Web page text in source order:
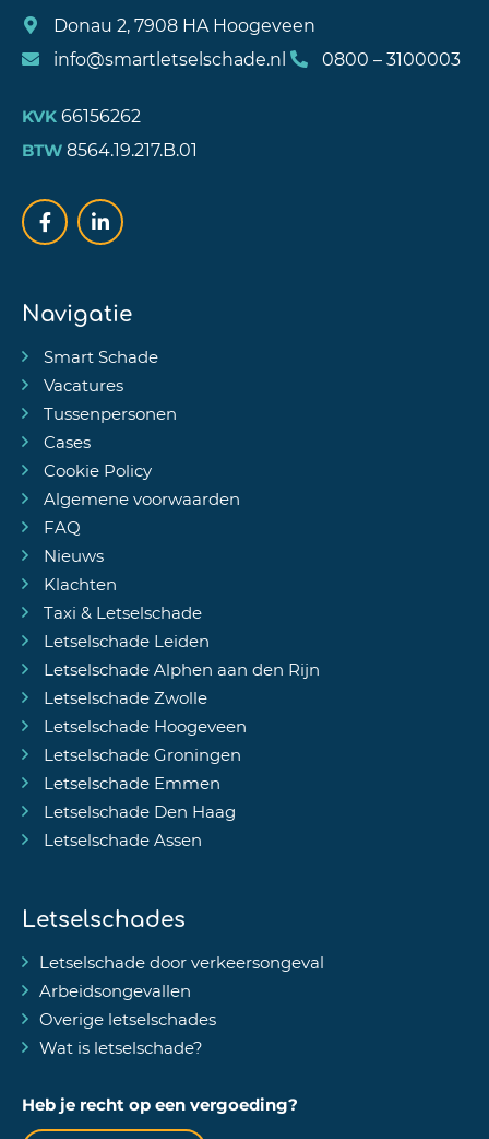
Donau 2, 7908 HA Hoogeveen
info@smartletselschade.nl
0800 – 3100003
KVK 66156262
BTW 8564.19.217.B.01
Navigatie
Smart Schade
Vacatures
Tussenpersonen
Cases
Cookie Policy
Algemene voorwaarden
FAQ
Nieuws
Klachten
Taxi & Letselschade
Letselschade Leiden
Letselschade Alphen aan den Rijn
Letselschade Zwolle
Letselschade Hoogeveen
Letselschade Groningen
Letselschade Emmen
Letselschade Den Haag
Letselschade Assen
Letselschades
Letselschade door verkeersongeval
Arbeidsongevallen
Overige letselschades
Wat is letselschade?
Heb je recht op een vergoeding?